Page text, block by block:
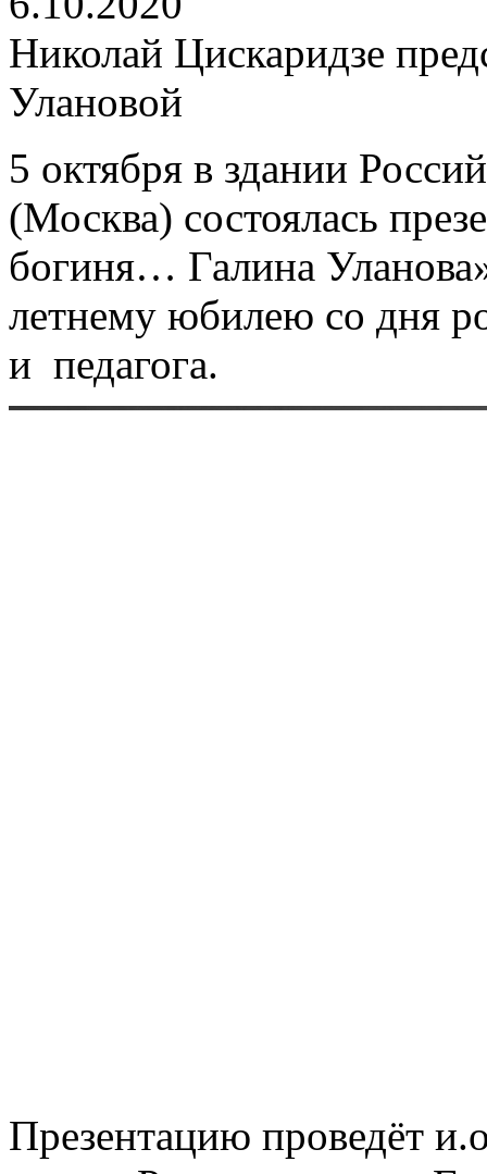
Николай Цискаридзе
Улановой
5 октября в здании
(Москва) состоялась
богиня… Галина
летнему юбилею со дня
и педагога.
Презентацию проведёт